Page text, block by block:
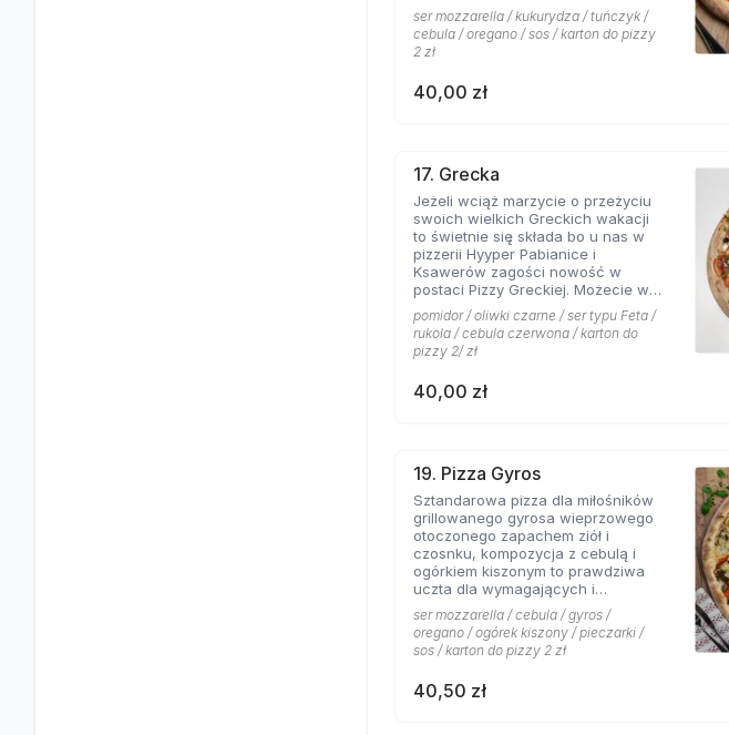
ser mozzarella / kukurydza / tuńczyk /
cebula / oregano / sos / karton do pizzy
2 zł
40,00 zł
17. Grecka
Jeżeli wciąż marzycie o przeżyciu
swoich wielkich Greckich wakacji
to świetnie się składa bo u nas w
pizzerii Hyyper Pabianice i
Ksawerów zagości nowość w
postaci Pizzy Greckiej. Możecie w
niej liczyć na dodatek iście
greckich składników,
przywołujących na myśl
piaszczyste plaże i ciepły klimat -
smak doskonale współgra z
charakteru. Jest to pizza dla
miłośników wyjątkowych smaków,
którzy nie boją się poznawać
nowych połączeń.
pomidor / oliwki czarne / ser typu Feta /
rukola / cebula czerwona / karton do
pizzy 2/ zł
40,00 zł
19. Pizza Gyros
Sztandarowa pizza dla miłośników
grillowanego gyrosa wieprzowego
otoczonego zapachem ziół i
czosnku, kompozycja z cebulą i
ogórkiem kiszonym to prawdziwa
uczta dla wymagających i
koneserów których pizzeria Hyyper
ceni najbardziej. . Chodzą słuchy,
że gyros Hyyper jest najlepszy w
mieście
ser mozzarella / cebula / gyros /
oregano / ogórek kiszony / pieczarki /
sos / karton do pizzy 2 zł
40,50 zł